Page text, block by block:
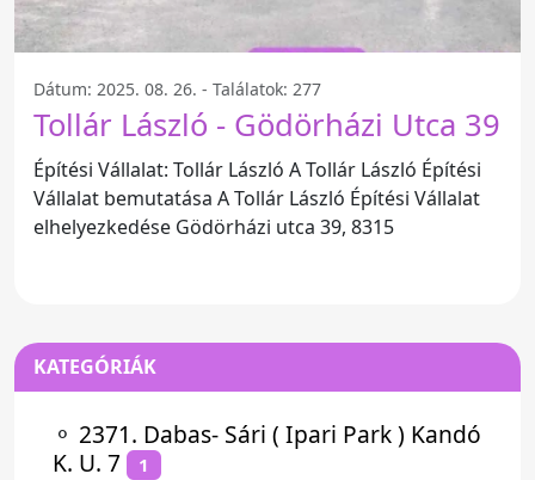
Dátum: 2025. 08. 26. - Találatok: 277
Tollár László - Gödörházi Utca 39
Építési Vállalat: Tollár László A Tollár László Építési
Vállalat bemutatása A Tollár László Építési Vállalat
elhelyezkedése Gödörházi utca 39, 8315
KATEGÓRIÁK
⚬ 2371. Dabas- Sári ( Ipari Park ) Kandó
K. U. 7
1